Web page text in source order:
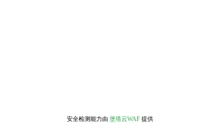
安全检测能力由 堡塔云WAF 提供